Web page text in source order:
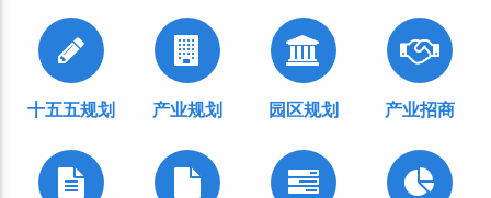
十五五规划 产业规划 园区规划 产业招商